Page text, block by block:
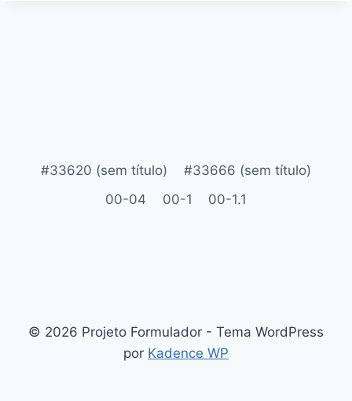
#33620 (sem título)
#33666 (sem título)
00-04
00-1 00-1.1
© 2026 Projeto Formulador - Tema WordPress
por Kadence WP